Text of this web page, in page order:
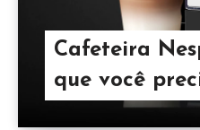
Cafeteira
que você